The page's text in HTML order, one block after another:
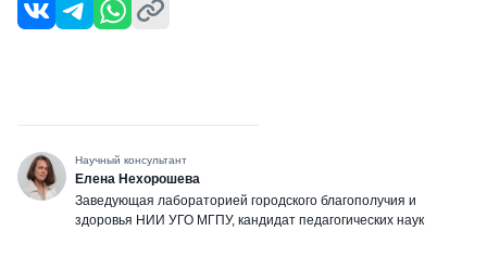
Научный консультант
Елена Нехорошева
Заведующая лабораторией городского благополучия и
здоровья НИИ УГО МГПУ, кандидат педагогических наук